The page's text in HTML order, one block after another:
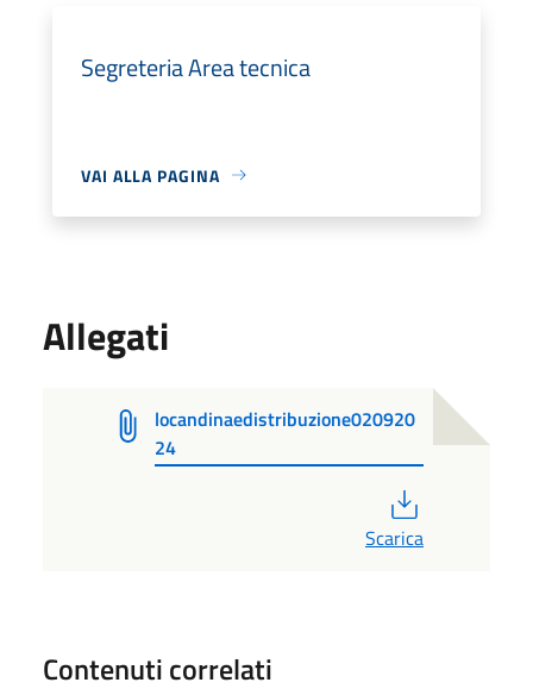
Segreteria Area tecnica
VAI ALLA PAGINA
Allegati
locandinaedistribuzione020920
24
Scarica
Contenuti correlati